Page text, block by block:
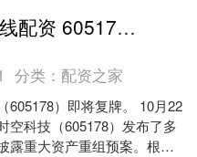
股票在线配资 605178，拟切入存储领域！明起复牌
分类： 配资之家
605178）即将复牌。 10月22
空科技（605178）发布了多
露重大资产重组预案。根据